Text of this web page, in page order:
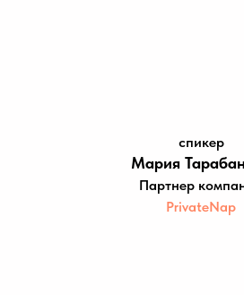
спикер
Мария
Партнер
PrivateNap